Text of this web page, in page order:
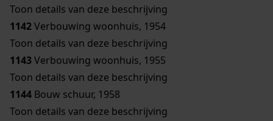
Toon details van deze beschrijving
1142Verbouwing woonhuis, 1954
Toon details van deze beschrijving
1143Verbouwing woonhuis, 1955
Toon details van deze beschrijving
1144 Bouw schuur, 1958
Toon details van deze beschrijving